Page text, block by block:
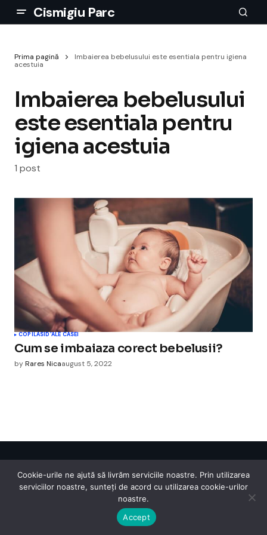
Cismigiu Parc
Prima pagină
Imbaierea bebelusului este esentiala pentru igiena
acestuia
Imbaierea bebelusului
este esentiala pentru
igiena acestuia
1 post
COPILASID'ALE CASEI
Cum se imbaiaza corect bebelusii?
byRares Nicaaugust 5, 2022
Cismigiu Parc
© 2024 CismigiuParc. All Rights Reserved.
InternetLegislatieMedicalModaSarbatori TelefoaneContact
Cookie-urile ne ajută să livrăm serviciile noastre. Prin utilizarea
serviciilor noastre, sunteți de acord cu utilizarea cookie-urilor
noastre.
Accept